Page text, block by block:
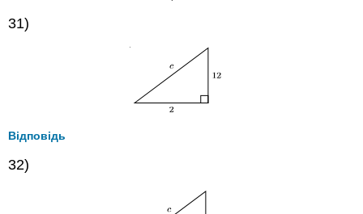
31)
Відповідь
32)